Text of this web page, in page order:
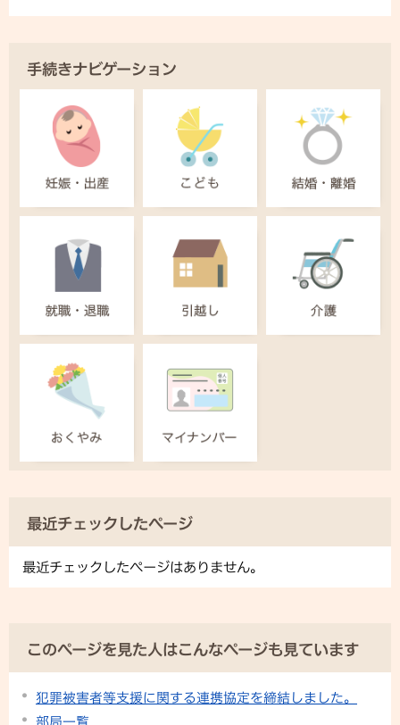
手続きナビゲーション
最近チェックしたページ
最近チェックしたページはありません。
このページを見た人はこんなページも見ています
犯罪被害者等支援に関する連携協定を締結しました。
部局一覧